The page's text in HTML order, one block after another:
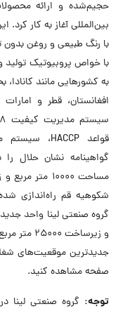
حجیم‌شده و ارائه
بین‌المللی آغاز به کار
با رنگ طبیعی و روغن بدون
با خواص پروبیوتیک تولید
به کشورهایی مانند کانادا،
افغانستان، قطر و
گواهینامه نشان حلال
شکوهیه قم راه‌اندازی
جدیدترین موقعیت‌های
صفحه مشاهده کنید.
توجه: